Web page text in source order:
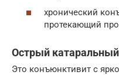
хронический
протекающий
Острый
Это конъюнктивит с